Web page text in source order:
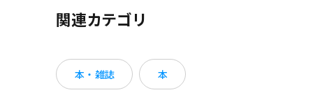
関連カテゴリ
本・雑誌 本